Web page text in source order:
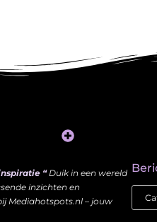
“Duik in een wereld
inzichten en
Mediahotspots.nl – jouw